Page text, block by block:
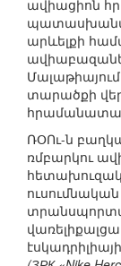
ավիացիոն
արևելքի
տարածքի
ՌՕՈւ-ն
ռմբարկու